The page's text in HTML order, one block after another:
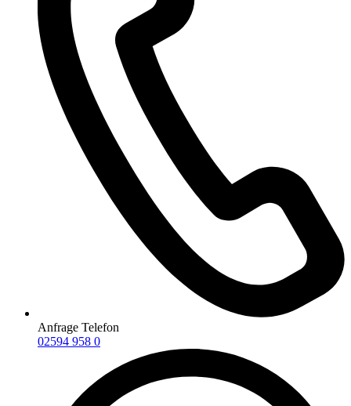
Anfrage Telefon
02594 958 0